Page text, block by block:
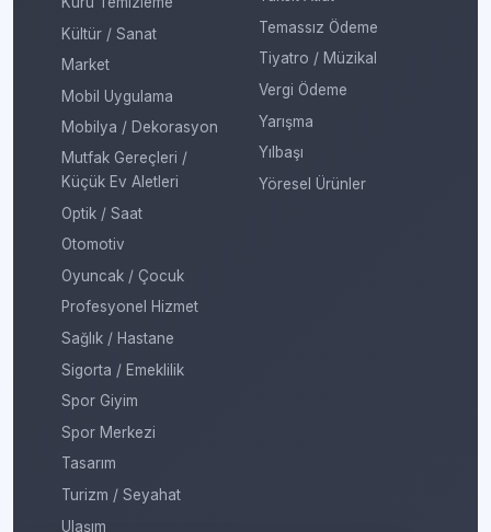
Kültür / Sanat
Market
Mobil Uygulama
Mobilya / Dekorasyon
Mutfak Gereçleri /
Küçük Ev Aletleri
Optik / Saat
Otomotiv
Oyuncak / Çocuk
Profesyonel Hizmet
Sağlık / Hastane
Sigorta / Emeklilik
Spor Giyim
Spor Merkezi
Tasarım
Turizm / Seyahat
Ulaşım
Temassız Ödeme
Tiyatro / Müzikal
Vergi Ödeme
Yarışma
Yılbaşı
Yöresel Ürünler